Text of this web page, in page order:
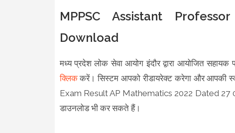
MPPSC Assistant
Download
मध्य प्रदेश लोक सेवा आयोग इंदौर द्वारा आयोजित सहायक
क्लिककरें। सिस्टम आपको रीडायरेक्ट करेगा और आपकी
Exam Result AP Mathematics 2022 Dated 27
डाउनलोड भी कर सकते हैं।